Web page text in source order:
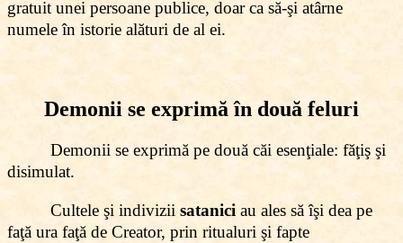
gratuit unei persoane publice, doar ca să-şi atârne
numele în istorie alături de al ei.
Demonii se exprimă în două feluri
Demonii se exprimă pe două căi esenţiale: făţiş şi
disimulat.
Cultele şi indivizii satanici au ales să îşi dea pe
faţă ura faţă de Creator, prin ritualuri şi fapte